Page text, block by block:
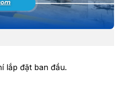
lắp đặt ban đầu.